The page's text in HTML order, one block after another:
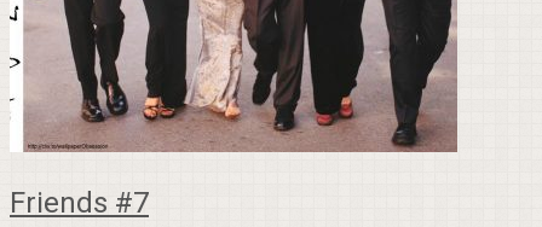
Friends #7